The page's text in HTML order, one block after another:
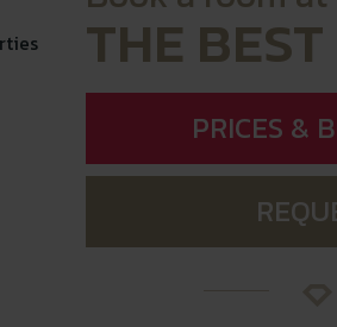
THE
PRICES &